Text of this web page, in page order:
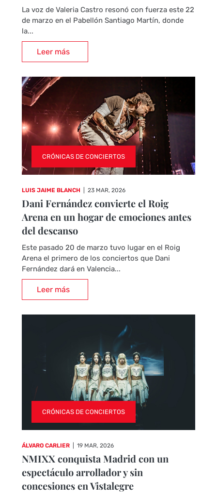
La voz de Valeria Castro resonó con fuerza este 22
de marzo en el Pabellón Santiago Martín, donde
la...
Leer más
CRÓNICAS DE CONCIERTOS
LUIS JAIME BLANCH 23 MAR, 2026
Dani Fernández convierte el Roig
Arena en un hogar de emociones antes
del descanso
Este pasado 20 de marzo tuvo lugar en el Roig
Arena el primero de los conciertos que Dani
Fernández dará en Valencia...
Leer más
CRÓNICAS DE CONCIERTOS
ÁLVARO CARLIER 19 MAR, 2026
NMIXX conquista Madrid con un
espectáculo arrollador y sin
concesiones en Vistalegre